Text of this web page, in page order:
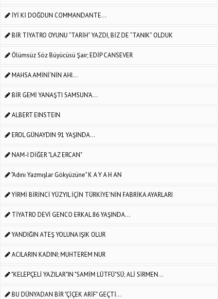
İYİ Kİ DOĞDUN COMMANDANTE...
BİR TİYATRO OYUNU “TARİH” YAZDI, BİZ DE “TANIK” OLDUK
Ölümsüz Söz Büyücüsü Şair; EDİP CANSEVER
MAHSA AMİNİ’NİN AHI...
BİR GEMİ YANAŞTI SAMSUN'A...
ALBERT EINSTEIN
EROL GÜNAYDIN 91 YAŞINDA...
NAM-I DİĞER "LAZ ERCAN"
"Adını Yazmışlar Gökyüzüne" K A Y A H AN
YİRMİ BİRİNCİ YÜZYIL İÇİN TÜRKİYE'NİN FABRİKA AYARLARI
TİYATRO DEVİ GENCO ERKAL 86 YAŞINDA...
YANDIĞIN ATEŞ YOLUNA IŞIK OLUR
ACILARIN KADINI; MUHTEREM NUR
"KELEPÇELİ YAZILAR"IN "SAMİM LÜTFÜ"SÜ; ALİ SİRMEN...
BU DÜNYADAN BİR "ÇİÇEK ARİF" GEÇTİ...